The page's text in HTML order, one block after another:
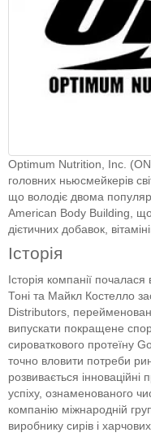
Optimum Nutrition, Inc.
головних ньюсмейкерів
що володіє двома
American Body Building, що
дієтичних добавок,
Історія
Історія компанії
Тоні та Майкл Костелло
Distributors,
випускати покращене
сироваткового протеїну
точно вловити потреби
розвивається інноваційні
успіху, ознаменованого
компанію міжнародній
виробнику сирів і харчових